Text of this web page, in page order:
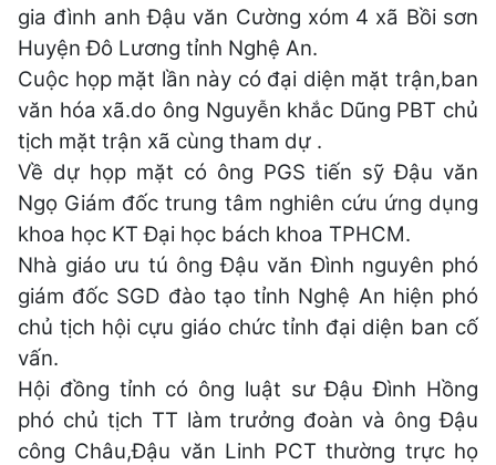
gia đình anh Đậu văn Cường xóm 4 xã Bồi sơn
Huyện Đô Lương tỉnh Nghệ An.
Cuộc họp mặt lần này có đại diện mặt trận,ban
văn hóa xã.do ông Nguyễn khắc Dũng PBT chủ
tịch mặt trận xã cùng tham dự .
Về dự họp mặt có ông PGS tiến sỹ Đậu văn
Ngọ Giám đốc trung tâm nghiên cứu ứng dụng
khoa học KT Đại học bách khoa TPHCM.
Nhà giáo ưu tú ông Đậu văn Đình nguyên phó
giám đốc SGD đào tạo tỉnh Nghệ An hiện phó
chủ tịch hội cựu giáo chức tỉnh đại diện ban cố
vấn.
Hội đồng tỉnh có ông luật sư Đậu Đình Hồng
phó chủ tịch TT làm trưởng đoàn và ông Đậu
công Châu,Đậu văn Linh PCT thường trực họ